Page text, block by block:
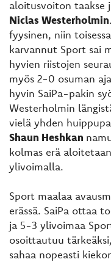
aloitusvoiton taakse
Niclas Westerholmin
fyysinen, niin
karvannut Sport sai
hyvien riistojen
myös 2-0 osuman
hyvin SaiPa-pakin
Westerholmin
vielä yhden
Shaun Heshkan
kolmas erä
ylivoimalla.
Sport maalaa
erässä. SaiPa ottaa
ja 5-3 ylivoimaa
osoittautuu
sahaa nopeasti